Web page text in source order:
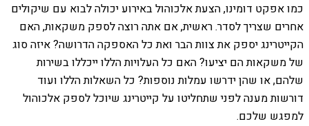
כמו אפקט דומינו, הצעת אלכוהול באירוע יכולה לבוא עם שיקולים
אחרים שצריך לסדר. ראשית, אם אתה רוצה לספק משקאות, האם
הקייטרינג יספק את צוות הבר ואת כל האספקה ​​הדרושה? איזה סוג
של משקאות הם יציעו? האם כל העלויות הללו ייכללו בשירות
שלהם, או שהן ידרשו עמלות נוספות? כל השאלות הללו ועוד
דורשות מענה לפני שתחליטו על קייטרינג שיוכל לספק אלכוהול
למפגש שלכם.